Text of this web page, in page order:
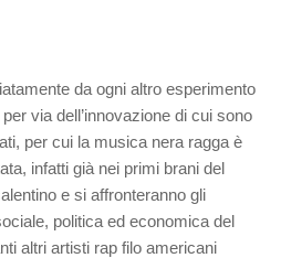
da ogni altro esperimento
via dell’innovazione di cui sono
per cui la musica nera ragga è
infatti già nei primi brani del
e si affronteranno gli
politica ed economica del
altri artisti rap filo americani